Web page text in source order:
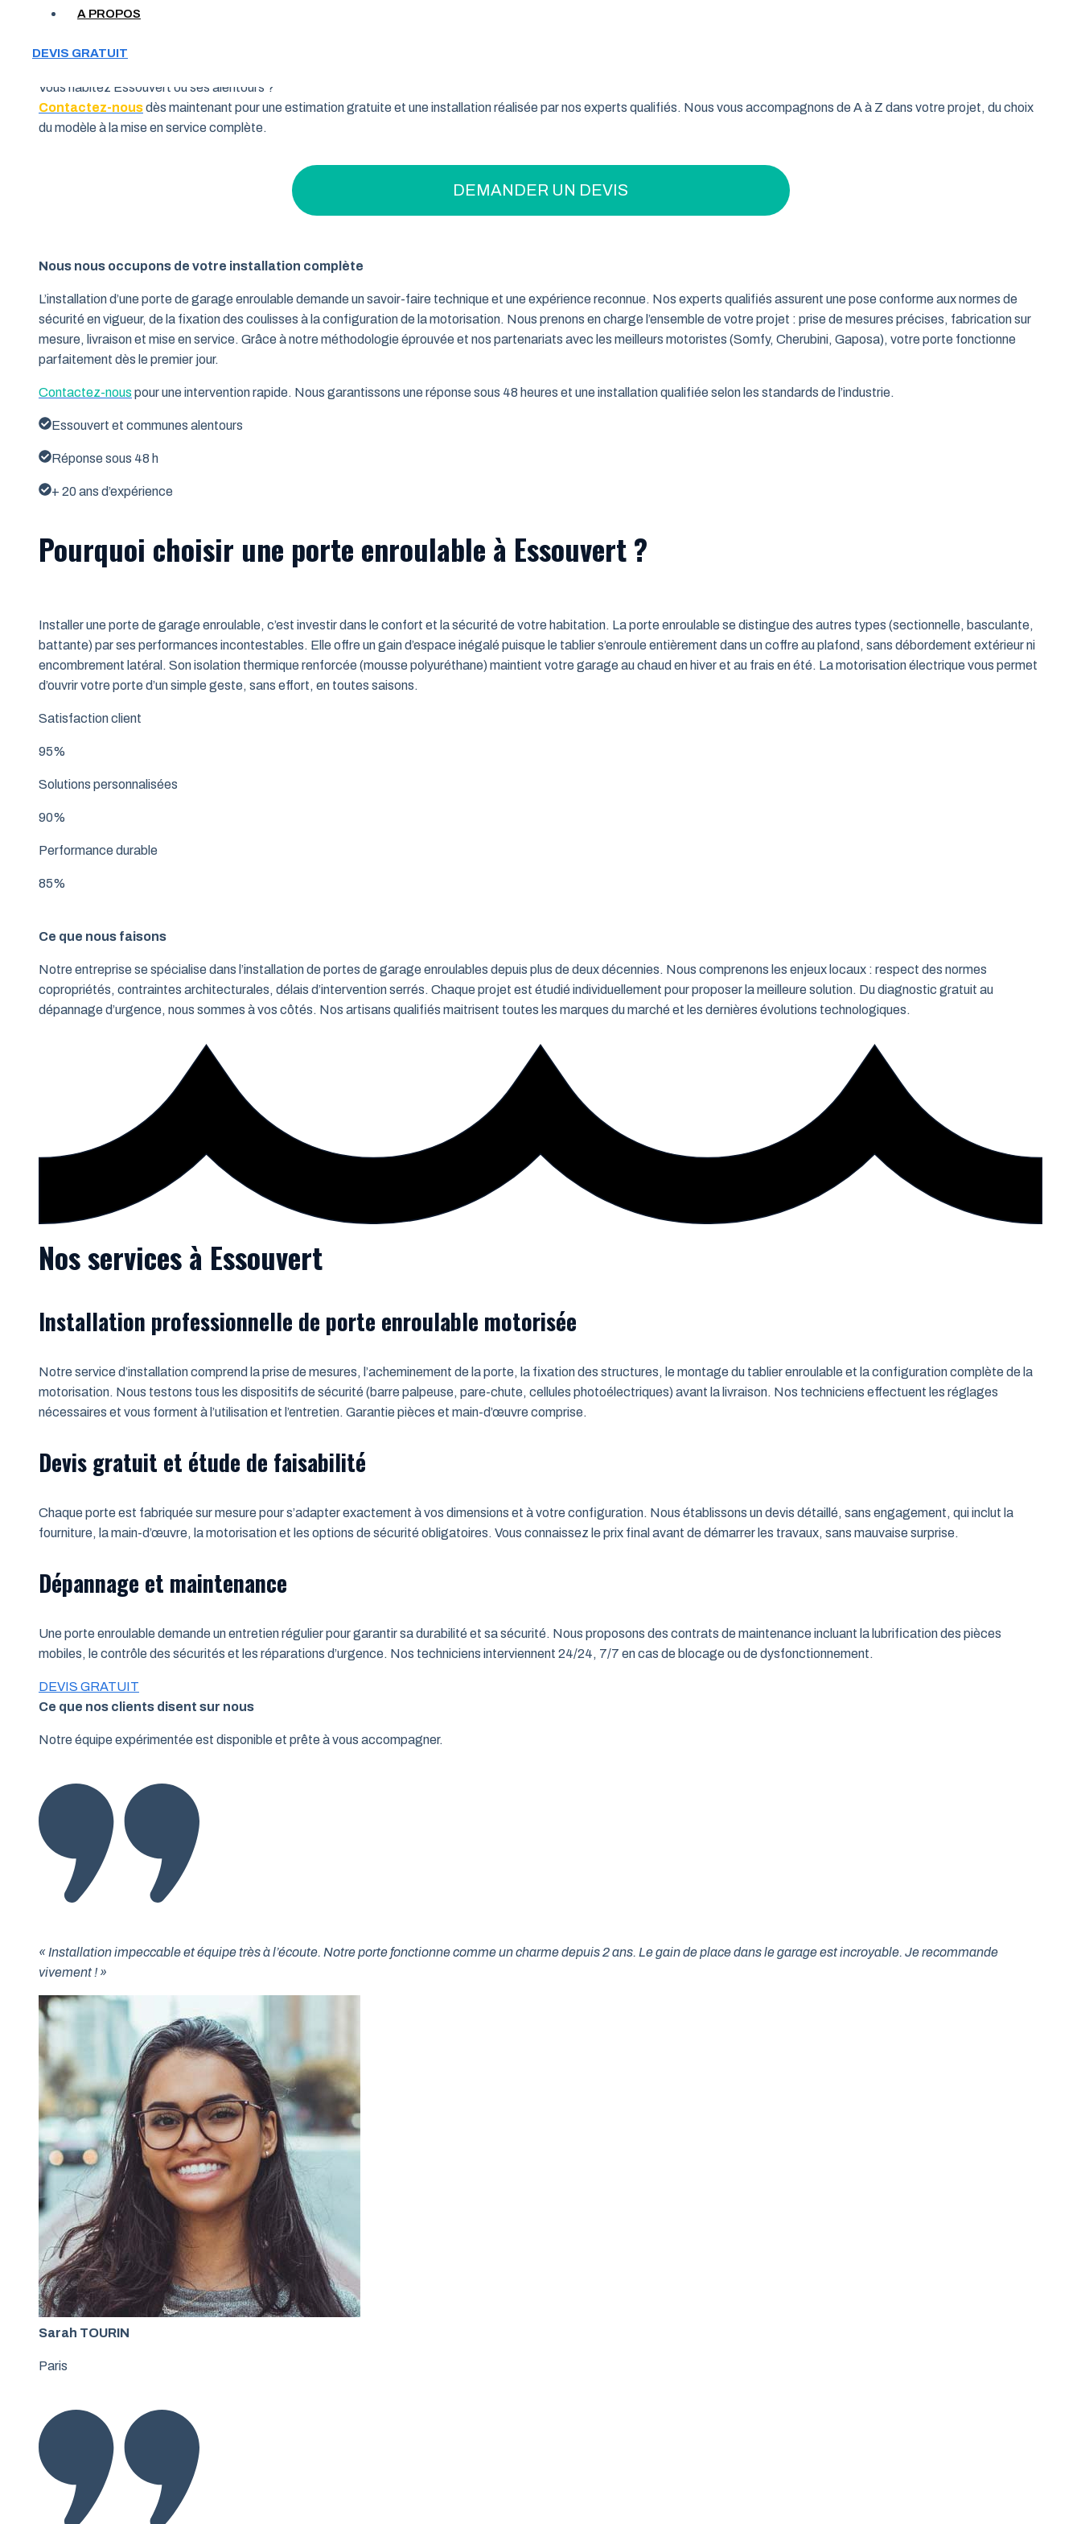
A PROPOS
DEVIS GRATUIT
Votre garage manque de place et vous cherchez une solution pratique pour optimiser votre espace ? La porte de garage enroulable est la réponse idéale pour les propriétaires qui
pourquoi de nombreux habitants de la région Nouvelle-Aquitaine font confiance à ce type de porte pour sécuriser leur garage tout en gardant un espace maximal à l’intérieur.
Vous habitez Essouvert ou ses alentours ?
Contactez-nousdès maintenant pour une estimation gratuite et une installation réalisée par nos experts qualifiés. Nous vous accompagnons de A à Z dans votre projet, du choix
du modèle à la mise en service complète.
DEMANDER UN DEVIS
Nous nous occupons de votre installation complète
L’installation d’une porte de garage enroulable demande un savoir-faire technique et une expérience reconnue. Nos experts qualifiés assurent une pose conforme aux normes de
sécurité en vigueur, de la fixation des coulisses à la configuration de la motorisation. Nous prenons en charge l’ensemble de votre projet : prise de mesures précises, fabrication sur
mesure, livraison et mise en service. Grâce à notre méthodologie éprouvée et nos partenariats avec les meilleurs motoristes (Somfy, Cherubini, Gaposa), votre porte fonctionne
parfaitement dès le premier jour.
Contactez-nous pour une intervention rapide. Nous garantissons une réponse sous 48 heures et une installation qualifiée selon les standards de l’industrie.
Essouvert et communes alentours
Réponse sous 48 h
+ 20 ans d’expérience
Pourquoi choisir une porte enroulable à Essouvert ?
Installer une porte de garage enroulable, c’est investir dans le confort et la sécurité de votre habitation. La porte enroulable se distingue des autres types (sectionnelle, basculante,
battante) par ses performances incontestables. Elle offre un gain d’espace inégalé puisque le tablier s’enroule entièrement dans un coffre au plafond, sans débordement extérieur ni
encombrement latéral. Son isolation thermique renforcée (mousse polyuréthane) maintient votre garage au chaud en hiver et au frais en été. La motorisation électrique vous permet
d’ouvrir votre porte d’un simple geste, sans effort, en toutes saisons.
Satisfaction client
95%
Solutions personnalisées
90%
Performance durable
85%
Ce que nous faisons
Notre entreprise se spécialise dans l’installation de portes de garage enroulables depuis plus de deux décennies. Nous comprenons les enjeux locaux : respect des normes
copropriétés, contraintes architecturales, délais d’intervention serrés. Chaque projet est étudié individuellement pour proposer la meilleure solution. Du diagnostic gratuit au
dépannage d’urgence, nous sommes à vos côtés. Nos artisans qualifiés maitrisent toutes les marques du marché et les dernières évolutions technologiques.
Nos services à Essouvert
Installation professionnelle de porte enroulable motorisée
Notre service d’installation comprend la prise de mesures, l’acheminement de la porte, la fixation des structures, le montage du tablier enroulable et la configuration complète de la
motorisation. Nous testons tous les dispositifs de sécurité (barre palpeuse, pare-chute, cellules photoélectriques) avant la livraison. Nos techniciens effectuent les réglages
nécessaires et vous forment à l’utilisation et l’entretien. Garantie pièces et main-d’œuvre comprise.
Devis gratuit et étude de faisabilité
Chaque porte est fabriquée sur mesure pour s’adapter exactement à vos dimensions et à votre configuration. Nous établissons un devis détaillé, sans engagement, qui inclut la
fourniture, la main-d’œuvre, la motorisation et les options de sécurité obligatoires. Vous connaissez le prix final avant de démarrer les travaux, sans mauvaise surprise.
Dépannage et maintenance
Une porte enroulable demande un entretien régulier pour garantir sa durabilité et sa sécurité. Nous proposons des contrats de maintenance incluant la lubrification des pièces
mobiles, le contrôle des sécurités et les réparations d’urgence. Nos techniciens interviennent 24/24, 7/7 en cas de blocage ou de dysfonctionnement.
DEVIS GRATUIT
Ce que nos clients disent sur nous
Notre équipe expérimentée est disponible et prête à vous accompagner.
« Installation impeccable et équipe très à l’écoute. Notre porte fonctionne comme un charme depuis 2 ans. Le gain de place dans le garage est incroyable. Je recommande
vivement ! »
Sarah TOURIN
Paris